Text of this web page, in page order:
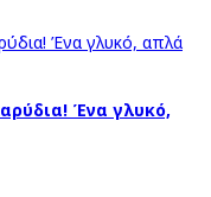
Ένα γλυκό,